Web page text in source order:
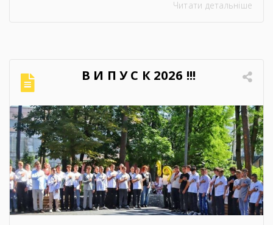
рік». Метою проведення засідання було
навчальних досягнень студентів,
ефективність роботи педагогічного
колективу, стан виховної та методичної
роботи. Дякуємо всім […]
Читати детальніше
В И П У С К 2026 !!!